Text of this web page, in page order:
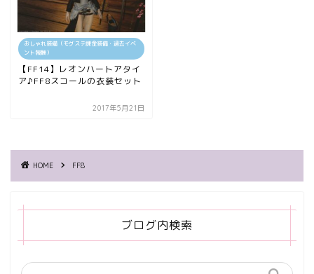
おしゃれ装備（モグステ課金装備・過去イベ
ント報酬）
【FF14】レオンハートアタイ
ア♪FF8スコールの衣装セット
2017年5月21日
HOME FF8
ブログ内検索